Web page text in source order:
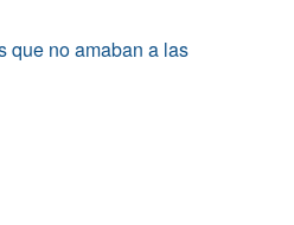
que no amaban a las